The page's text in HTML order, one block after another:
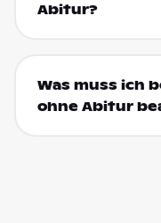
Abitur?
Was muss ich
ohne Abitur